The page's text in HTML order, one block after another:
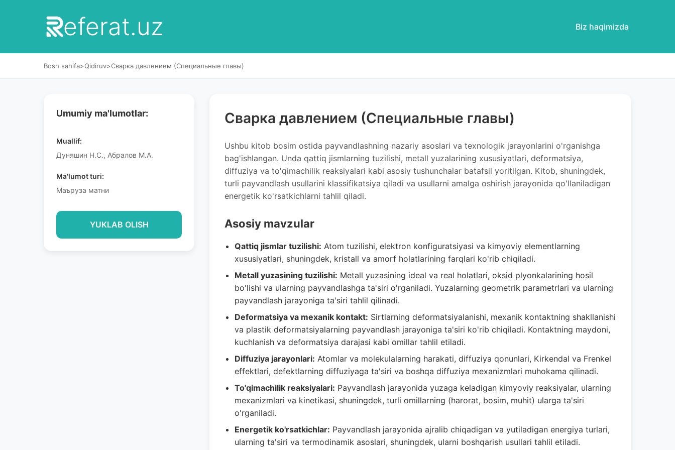
eferat.uz Biz haqimizda
Bosh sahifa>Qidiruv>Сварка давлением (Специальные главы)
Umumiy ma'lumotlar:
Muallif:
Дуняшин Н.С., Абралов М.А.
Ma'lumot turi:
Маъруза матни
YUKLAB OLISH
Сварка давлением (Специальные главы)
Ushbu kitob bosim ostida payvandlashning nazariy asoslari va texnologik jarayonlarini o'rganishga
bag'ishlangan. Unda qattiq jismlarning tuzilishi, metall yuzalarining xususiyatlari, deformatsiya,
diffuziya va to'qimachilik reaksiyalari kabi asosiy tushunchalar batafsil yoritilgan. Kitob, shuningdek,
turli payvandlash usullarini klassifikatsiya qiladi va usullarni amalga oshirish jarayonida qo'llaniladigan
energetik ko'rsatkichlarni tahlil qiladi.
Asosiy mavzular
Qattiq jismlar tuzilishi: Atom tuzilishi, elektron konfiguratsiyasi va kimyoviy elementlarning
xususiyatlari, shuningdek, kristall va amorf holatlarining farqlari ko'rib chiqiladi.
Metall yuzasining tuzilishi: Metall yuzasining ideal va real holatlari, oksid plyonkalarining hosil
bo'lishi va ularning payvandlashga ta'siri o'rganiladi. Yuzalarning geometrik parametrlari va ularning
payvandlash jarayoniga ta'siri tahlil qilinadi.
Deformatsiya va mexanik kontakt: Sirtlarning deformatsiyalanishi, mexanik kontaktning shakllanishi
va plastik deformatsiyalarning payvandlash jarayoniga ta'siri ko'rib chiqiladi. Kontaktning maydoni,
kuchlanish va deformatsiya darajasi kabi omillar tahlil etiladi.
Diffuziya jarayonlari: Atomlar va molekulalarning harakati, diffuziya qonunlari, Kirkendal va Frenkel
effektlari, defektlarning diffuziyaga ta'siri va boshqa diffuziya mexanizmlari muhokama qilinadi.
To'qimachilik reaksiyalari: Payvandlash jarayonida yuzaga keladigan kimyoviy reaksiyalar, ularning
mexanizmlari va kinetikasi, shuningdek, turli omillarning (harorat, bosim, muhit) ularga ta'siri
o'rganiladi.
Energetik ko'rsatkichlar: Payvandlash jarayonida ajralib chiqadigan va yutiladigan energiya turlari,
ularning ta'siri va termodinamik asoslari, shuningdek, ularni boshqarish usullari tahlil etiladi.